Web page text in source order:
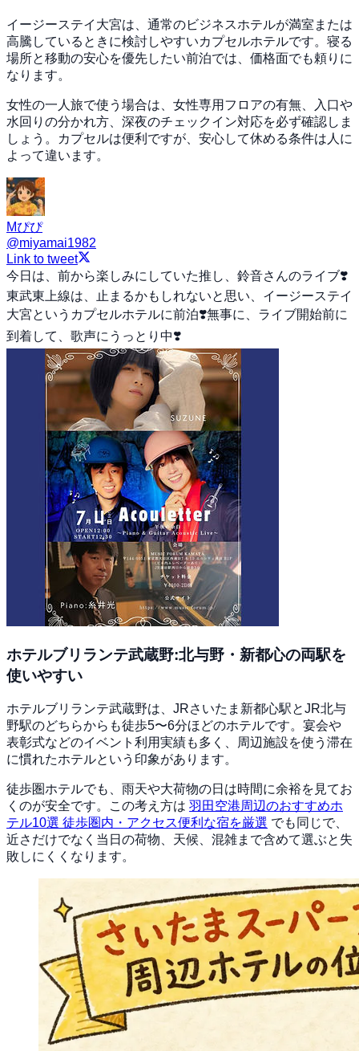
イージーステイ大宮は、通常のビジネスホテルが満室または
高騰しているときに検討しやすいカプセルホテルです。寝る
場所と移動の安心を優先したい前泊では、価格面でも頼りに
なります。
女性の一人旅で使う場合は、女性専用フロアの有無、入口や
水回りの分かれ方、深夜のチェックイン対応を必ず確認しま
しょう。カプセルは便利ですが、安心して休める条件は人に
よって違います。
Mぴぴ
@miyamai1982
Link to tweet
今日は、前から楽しみにしていた推し、鈴音さんのライブ❣️
東武東上線は、止まるかもしれないと思い、イージーステイ
大宮というカプセルホテルに前泊❣️無事に、ライブ開始前に
到着して、歌声にうっとり中❣️
ホテルブリランテ武蔵野:北与野・新都心の両駅を
使いやすい
ホテルブリランテ武蔵野は、JRさいたま新都心駅とJR北与
野駅のどちらからも徒歩5〜6分ほどのホテルです。宴会や
表彰式などのイベント利用実績も多く、周辺施設を使う滞在
に慣れたホテルという印象があります。
徒歩圏ホテルでも、雨天や大荷物の日は時間に余裕を見てお
くのが安全です。この考え方は 羽田空港周辺のおすすめホ
テル10選 徒歩圏内・アクセス便利な宿を厳選 でも同じで、
近さだけでなく当日の荷物、天候、混雑まで含めて選ぶと失
敗しにくくなります。